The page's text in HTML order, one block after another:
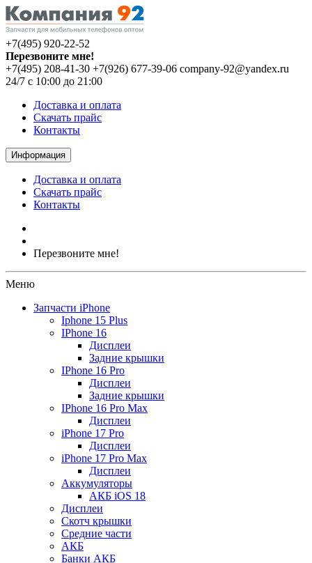
+7(495) 920-22-52
Перезвоните мне!
+7(495) 208-41-30 +7(926) 677-39-06 company-92@yandex.ru
24/7 с 10:00 до 21:00
Доставка и оплата
Скачать прайс
Контакты
Информация
Доставка и оплата
Скачать прайс
Контакты
Перезвоните мне!
Меню
Запчасти iPhone
Iphone 15 Plus
IPhone 16
Дисплеи
Задние крышки
IPhone 16 Pro
Дисплеи
Задние крышки
IPhone 16 Pro Max
Дисплеи
iPhone 17 Pro
Дисплеи
iPhone 17 Pro Max
Дисплеи
Аккумуляторы
АКБ iOS 18
Дисплеи
Скотч крышки
Средние части
АКБ
Банки АКБ